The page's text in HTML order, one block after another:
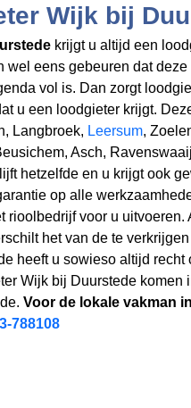
Wijk bij
krijgt u altijd een
wel eens gebeuren dat
vol is. Dan zorgt
u een loodgieter krijgt.
Langbroek, Leersum,
Asch,
hetzelfde en u krijgt ook
op alle
rioolbedrijf voor u uitvoeren.
het van de te
heeft u sowieso altijd recht
Wijk bij Duurstede komen
Voor de lokale vakman
788108